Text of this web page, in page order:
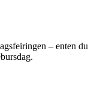
– enten du